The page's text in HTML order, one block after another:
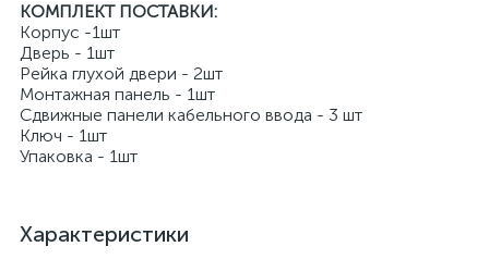
КОМПЛЕКТ ПОСТАВКИ:
Корпус -1шт
Дверь - 1шт
Рейка глухой двери - 2шт
Монтажная панель - 1шт
Сдвижные панели кабельного ввода - 3 шт
Ключ - 1шт
Упаковка - 1шт
Характеристики